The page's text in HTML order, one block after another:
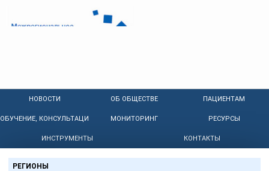
НОВОСТИ ОБ ОБЩЕСТВЕ ПАЦИЕНТАМ
ОБУЧЕНИЕ, КОНСУЛЬТАЦИИ МОНИТОРИНГ РЕСУРСЫ
ИНСТРУМЕНТЫ КОНТАКТЫ
РЕГИОНЫ